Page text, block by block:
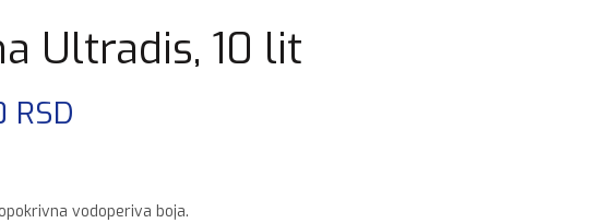
Ultradis, 10 lit
RSD
vodoperiva boja.